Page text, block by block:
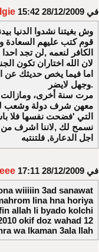
في 28/12/2009 15:42
''وش بغيتنا نشدوا الدنيا
قوم كتب عليهم السعادة
الكافر لنعمه ,لن تجد
لان الله اختاران تكون
اما فيما يخص حديثك عن
وجهل لايضر.
معهن شرف دولة وشعب
التي 'فضحت نفسها فلا
نسمح لك ,لاننا اشرف
اجل الدعارة, فلتنتبه
في 28/12/2009 17:11
wiiiiin 3ad sanawat
lina hna horiya
allah li byado kolchi
okif doz wahad 12
wa lkaman 3ala llah